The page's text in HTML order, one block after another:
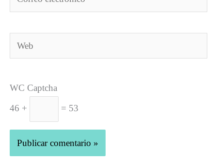
electrónico*
Web
WC Captcha
46 +
= 53